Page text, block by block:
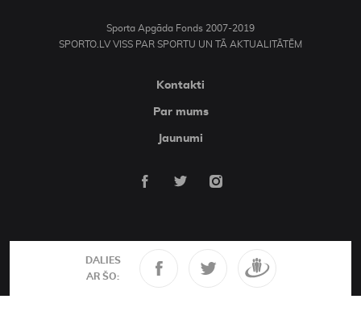
DALIES
AR ŠO:
Sporta Apgāda Fonds 2007-2019
SPORTO.LV VISS PAR SPORTU UN TĀ AKTUALITĀTĒM
Kontakti
Par mums
Jaunumi